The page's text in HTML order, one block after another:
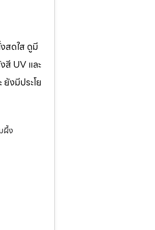
สดใส ดูมี
สี UV และ
งมีประโย
ผึ้ง